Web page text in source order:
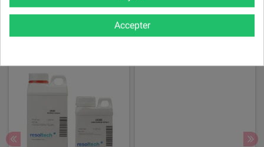
Les clients qui ont acheté ce produit ont
également acheté:
Accepter